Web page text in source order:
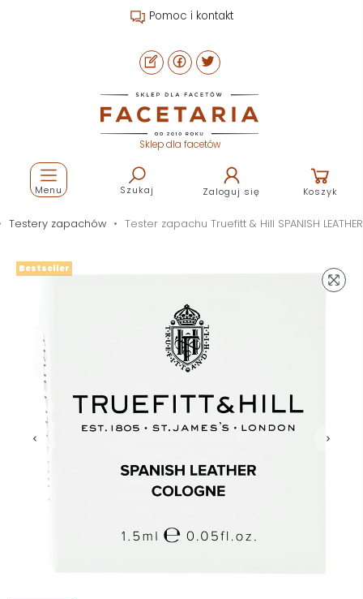
Pomoc i kontakt
Sklep dla facetów
Szukaj Zaloguj się Koszyk
Menu
Testery zapachów Tester zapachu Truefitt & Hill SPANISH LEATHER
Bestseller